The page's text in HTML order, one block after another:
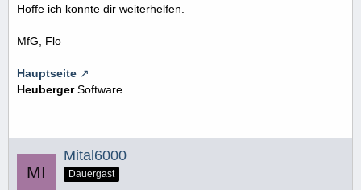
Hoffe ich konnte dir weiterhelfen.
MfG, Flo
Hauptseite
HeubergerSoftware
Mital6000
Dauergast